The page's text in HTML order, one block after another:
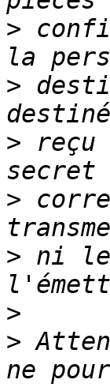
>
>
>
>
> ni le
>
>